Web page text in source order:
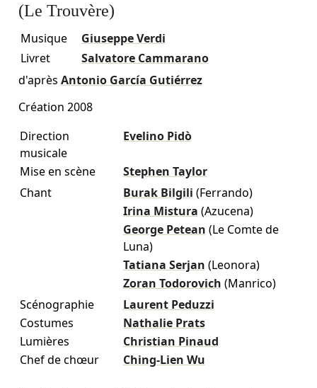
(Le Trouvère)
Musique
Giuseppe Verdi
Livret
Salvatore Cammarano
d'après Antonio García Gutiérrez
Création 2008
Direction
musicale
Evelino Pidò
Mise en scène
Stephen Taylor
Chant
Burak Bilgili (Ferrando)
Irina Mistura (Azucena)
George Petean (Le Comte de
Luna)
Tatiana Serjan (Leonora)
Zoran Todorovich (Manrico)
Scénographie
Laurent Peduzzi
Costumes
Nathalie Prats
Lumières
Christian Pinaud
Chef de chœur
Ching-Lien Wu